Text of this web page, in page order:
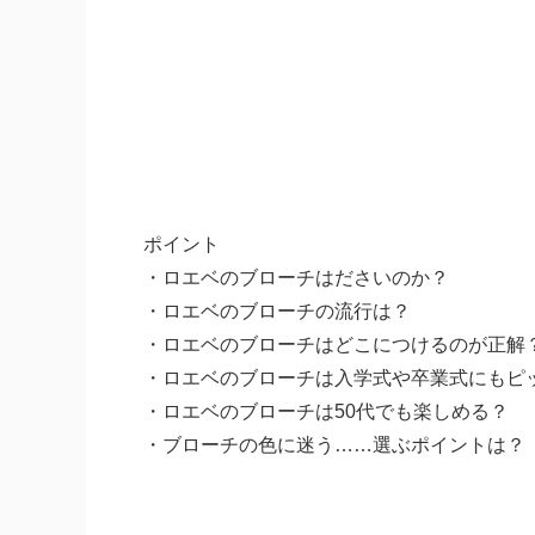
ポイント
・ロエベのブローチはださいのか？
・ロエベのブローチの流行は？
・ロエベのブローチはどこにつけるのが正解
・ロエベのブローチは入学式や卒業式にもピ
・ロエベのブローチは50代でも楽しめる？
・ブローチの色に迷う……選ぶポイントは？